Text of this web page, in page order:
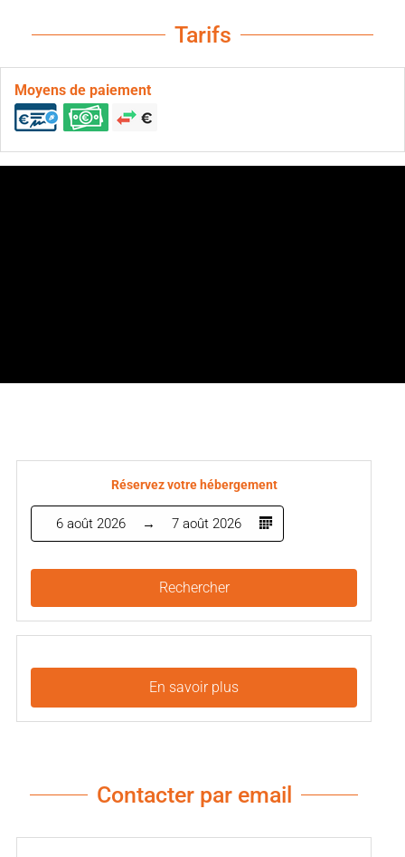
Tarifs
Moyens de paiement
Réservez votre hébergement
6 août 2026 7 août 2026
Rechercher
En savoir plus
Contacter par email